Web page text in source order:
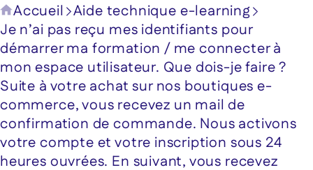
Accueil Aide technique e-learning
Je n’ai pas reçu mes identifiants pour
démarrer ma formation / me connecter à
mon espace utilisateur. Que dois-je faire ?
Suite à votre achat sur nos boutiques e-
commerce, vous recevez un mail de
confirmation de commande. Nous activons
votre compte et votre inscription sous 24
heures ouvrées. En suivant, vous recevez